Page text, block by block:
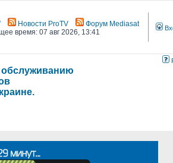
Новости ProTV
Форум Mediasat
время: 07 авг 2026, 13:41
обслуживанию